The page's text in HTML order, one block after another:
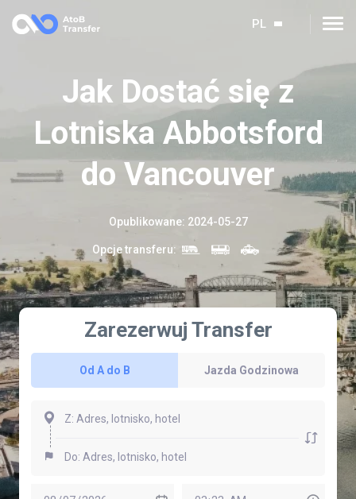
PL
Jak Dostać się z
Lotniska Abbotsford
do Vancouver
Opublikowane: 2024-05-27
Opcje transferu:
Zarezerwuj Transfer
Od A do B Jazda Godzinowa